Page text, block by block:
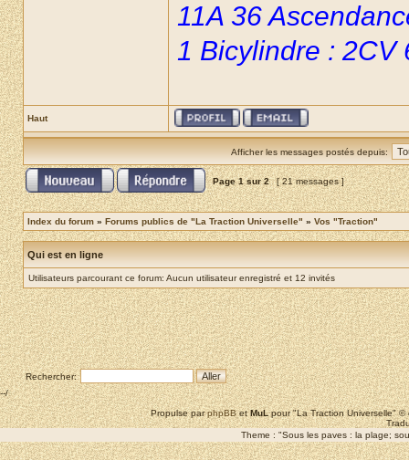
11A 36
1 Bicylindre : 2CV
Haut
Afficher les messages postés depuis:
Page1sur2 [ 21 messages ]
Index du forum » Forums publics de "La Traction Universelle" » Vos "Traction"
Qui est en ligne
Utilisateurs parcourant ce forum: Aucun utilisateur enregistré et 12 invités
Rechercher:
--/
Propulse parphpBBetMuLpour "La Traction Universelle"
Theme : "Sous les paves : la plage;